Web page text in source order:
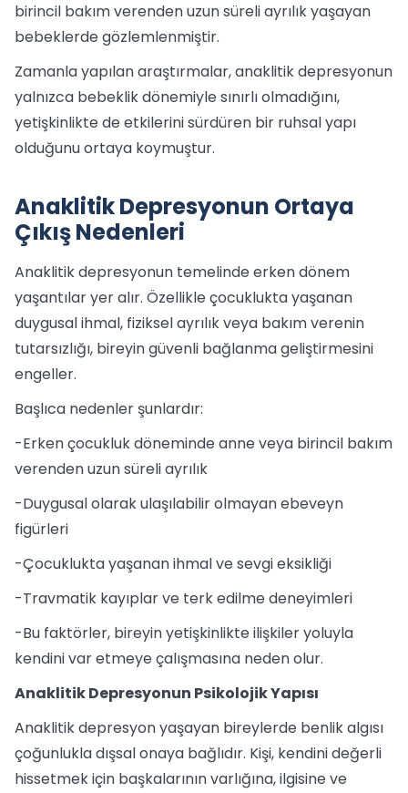
birincil bakım verenden uzun süreli ayrılık yaşayan
bebeklerde gözlemlenmiştir.
Zamanla yapılan araştırmalar, anaklitik depresyonun
yalnızca bebeklik dönemiyle sınırlı olmadığını,
yetişkinlikte de etkilerini sürdüren bir ruhsal yapı
olduğunu ortaya koymuştur.
Anaklitik Depresyonun Ortaya
Çıkış Nedenleri
Anaklitik depresyonun temelinde erken dönem
yaşantılar yer alır. Özellikle çocuklukta yaşanan
duygusal ihmal, fiziksel ayrılık veya bakım verenin
tutarsızlığı, bireyin güvenli bağlanma geliştirmesini
engeller.
Başlıca nedenler şunlardır:
-Erken çocukluk döneminde anne veya birincil bakım
verenden uzun süreli ayrılık
-Duygusal olarak ulaşılabilir olmayan ebeveyn
figürleri
-Çocuklukta yaşanan ihmal ve sevgi eksikliği
-Travmatik kayıplar ve terk edilme deneyimleri
-Bu faktörler, bireyin yetişkinlikte ilişkiler yoluyla
kendini var etmeye çalışmasına neden olur.
Anaklitik Depresyonun Psikolojik Yapısı
Anaklitik depresyon yaşayan bireylerde benlik algısı
çoğunlukla dışsal onaya bağlıdır. Kişi, kendini değerli
hissetmek için başkalarının varlığına, ilgisine ve